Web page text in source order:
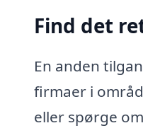
Find det
En anden
firmaer i
eller spørge